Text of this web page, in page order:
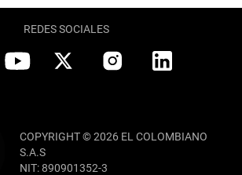
REDES SOCIALES
COPYRIGHT © 2026 EL COLOMBIANO
S.A.S
NIT: 890901352-3